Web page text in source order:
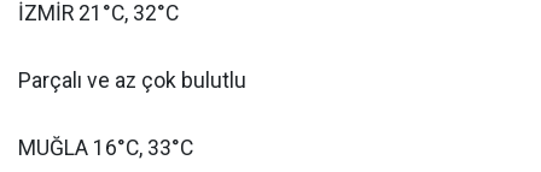
İZMİR 21°C, 32°C
Parçalı ve az çok bulutlu
MUĞLA 16°C, 33°C